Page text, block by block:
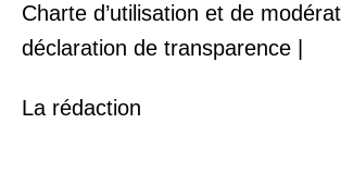
Charte d’utilisation et de
déclaration de transparence |
La rédaction